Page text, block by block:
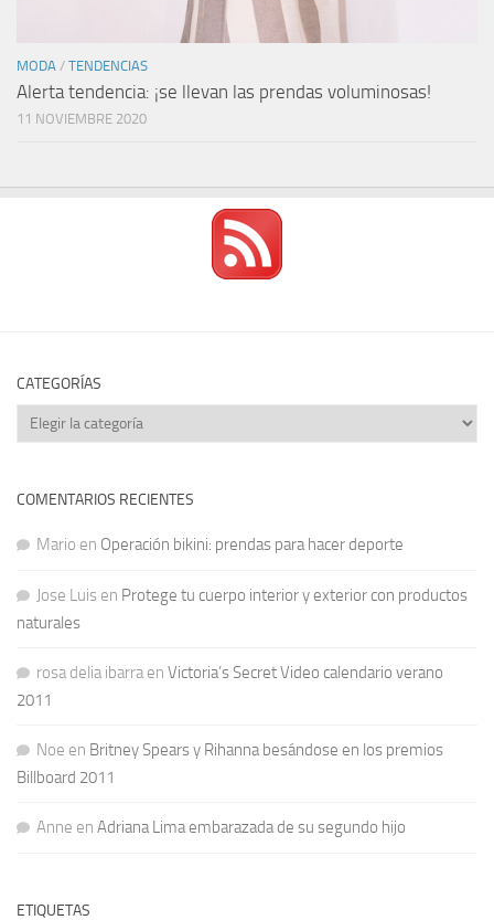
MODA / TENDENCIAS
Alerta tendencia: ¡se llevan las prendas voluminosas!
11 NOVIEMBRE 2020
CATEGORÍAS
Categorías
COMENTARIOS RECIENTES
Mario en Operación bikini: prendas para hacer deporte
Jose Luis en Protege tu cuerpo interior y exterior con productos
naturales
rosa delia ibarra en Victoria’s Secret Video calendario verano
2011
Noe en Britney Spears y Rihanna besándose en los premios
Billboard 2011
Anne en Adriana Lima embarazada de su segundo hijo
ETIQUETAS